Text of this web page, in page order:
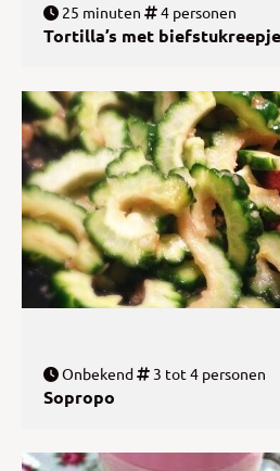
25 minuten 4 personen
Tortilla’s met
Onbekend 3 tot 4 personen
Sopropo